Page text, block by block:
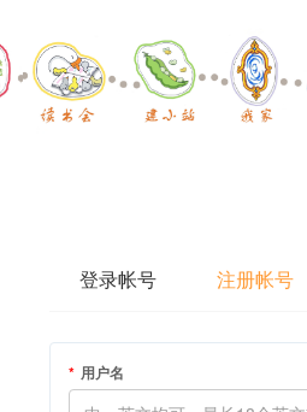
登录帐号 注册帐号
用户名